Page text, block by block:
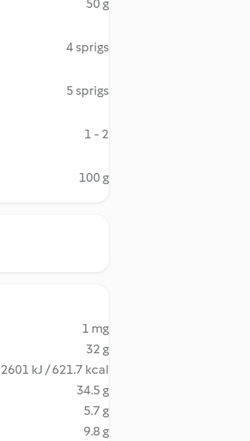
50 g
4 sprigs
5 sprigs
1 - 2
100 g
1 mg
32 g
2601 kJ / 621.7 kcal
34.5 g
5.7 g
9.8 g